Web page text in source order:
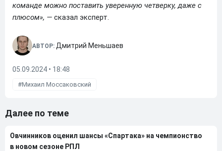
команде можно поставить уверенную четверку, даже с
плюсом», — сказал эксперт.
АВТОР: Дмитрий Меньшаев
05.09.2024 • 18:48
Михаил Моссаковский
Далее по теме
Овчинников оценил шансы «Спартака» на чемпионство
в новом сезоне РПЛ